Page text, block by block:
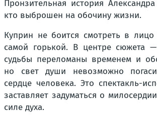
Пронзительная история
кто выброшен на обочину жизни.
Куприн не боится смотреть в
самой горькой. В центре сюжета
судьбы переломаны временем и
но свет души невозможно
сердце человека. Это спектакль-
заставляет задуматься о
силе духа.